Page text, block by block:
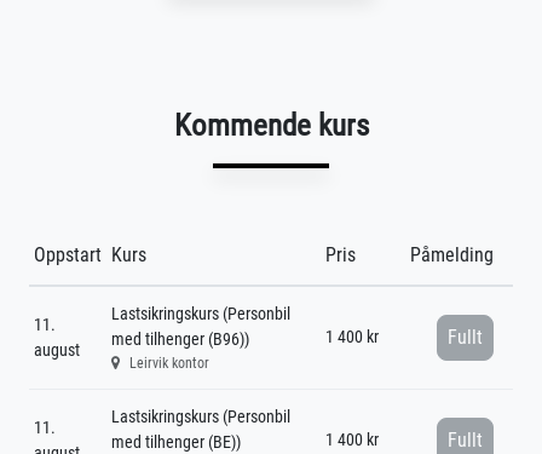
Kommende kurs
Oppstart Kurs Pris Påmelding
11.
august
Lastsikringskurs (Personbil
med tilhenger (B96))
Leirvik kontor
1 400 kr Fullt
11.
Lastsikringskurs (Personbil
med tilhenger (BE))
1 400 kr Fullt